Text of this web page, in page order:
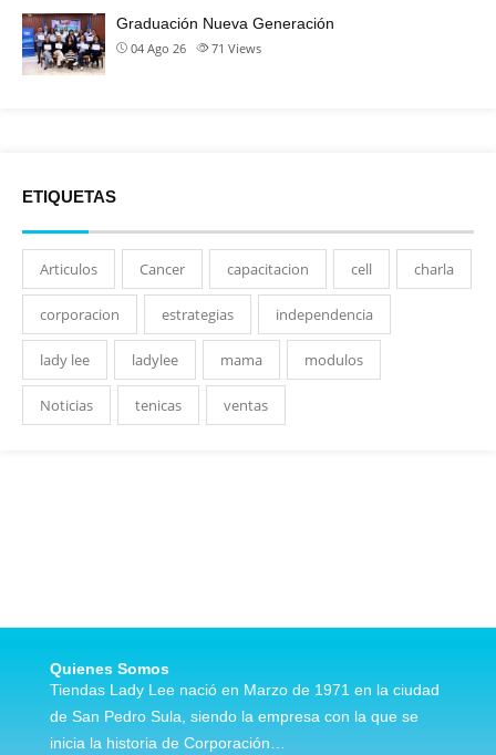
Graduación Nueva Generación
04 Ago 26 71 Views
ETIQUETAS
Articulos Cancer capacitacion cell charla
corporacion estrategias independencia
lady lee ladylee mama modulos
Noticias tenicas ventas
Quienes Somos
Tiendas Lady Lee nació en Marzo de 1971 en la ciudad
de San Pedro Sula, siendo la empresa con la que se
inicia la historia de Corporación…